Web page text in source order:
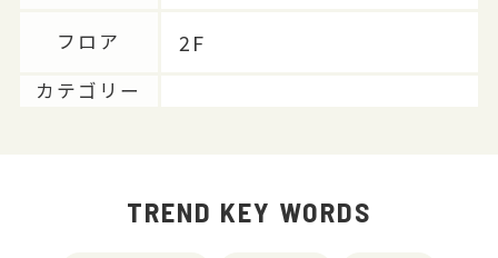
フロア 2F
カテゴリー
TREND KEY WORDS